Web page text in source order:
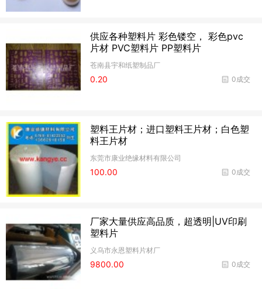
供应各种塑料片 彩色镂空， 彩色pvc
片材 PVC塑料片 PP塑料片
苍南县宇和纸塑制品厂
0成交
0.20
塑料王片材；进口塑料王片材；白色塑
料王片材
东莞市康业绝缘材料有限公司
0成交
100.00
厂家大量供应高品质，超透明|UV印刷
塑料片
义乌市永恩塑料片材厂
0成交
9800.00